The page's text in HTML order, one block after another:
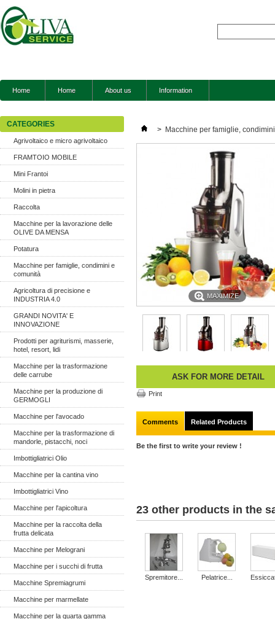
Home Home About us Information
CATEGORIES
Agrivoltaico e micro agrivoltaico
FRAMTOIO MOBILE
Mini Frantoi
Molini in pietra
Raccolta
Macchine per la lavorazione delle
OLIVE DA MENSA
Potatura
Macchine per famiglie, condimini e
comunità
Agricoltura di precisione e
INDUSTRIA 4.0
GRANDI NOVITA' E
INNOVAZIONE
Prodotti per agriturismi, masserie,
hotel, resort, lidi
Macchine per la trasformazione
delle carrube
Macchine per la produzione di
GERMOGLI
Macchine per l'avocado
Macchine per la trasformazione di
mandorle, pistacchi, noci
Imbottigliatrici Olio
Macchine per la cantina vino
Imbottigliatrici Vino
Macchine per l'apicoltura
Macchine per la raccolta della
frutta delicata
Macchine per Melograni
Macchine per i succhi di frutta
Macchine Spremiagrumi
Macchine per marmellate
Macchine per la quarta gamma
> Macchine per famiglie,
MAXIMIZE
ASK FOR MORE DETAIL
Print
Comments Related Products
Be the first to write your review !
23 other products in the
Spremitore... Pelatrice...